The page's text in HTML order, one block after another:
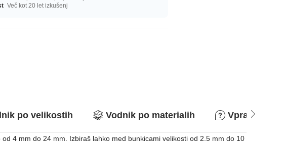
Več kot 20 let izkušenj
po velikostih Vodnik po materialih Vprašanja
4 mm do 24 mm. Izbiraš lahko med bunkicami velikosti od 2.5 mm do 10